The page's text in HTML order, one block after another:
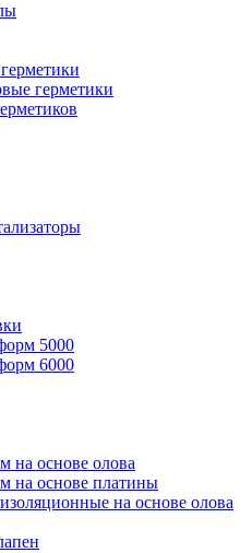
герметики
5000
6000
на основе олова
на основе платины
на основе олова